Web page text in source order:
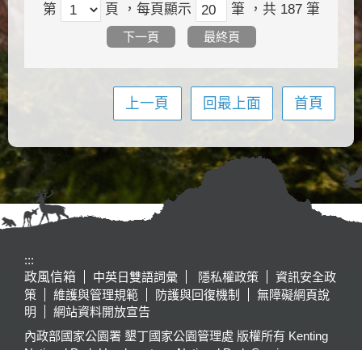
第 頁 ，每頁顯示 筆 ，共 187 筆
下一頁 最終頁
上一頁 回最上面 首頁
:::
政風信箱
中英日雙語詞彙 隱私權政策
資訊安全政
策
維護與管理規範 防護與回復機制
無障礙網頁說
明
網站資料開放宣告
內政部國家公園署 墾丁國家公園管理處 版權所有 Kenting